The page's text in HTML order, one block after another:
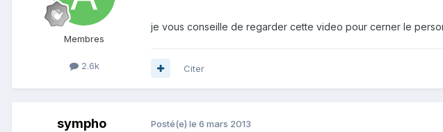
Membres
2.6k
je vous conseille de regarder cette video pour cerner le
Citer
sympho Posté(e) le 6 mars 2013